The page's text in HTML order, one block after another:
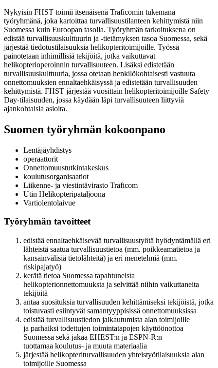
Nykyisin FHST toimii itsenäisenä Traficomin tukemana
työryhmänä, joka kartoittaa turvallisuustilanteen kehittymistä niin
Suomessa kuin Euroopan tasolla. Työryhmän tarkoituksena on
edistää turvallisuuskulttuurin ja -tietämyksen tasoa Suomessa, sekä
järjestää tiedotustilaisuuksia helikopteritoimijoille. Työssä
painotetaan inhimillisiä tekijöitä, jotka vaikuttavat
helikopterioperoinnin turvallisuuteen. Lisäksi edistetään
turvallisuuskulttuuria, jossa otetaan henkilökohtaisesti vastuuta
onnettomuuksien ennaltaehkäisyssä ja edistetään turvallisuuden
kehittymistä. FHST järjestää vuosittain helikopteritoimijoille Safety
Day-tilaisuuden, jossa käydään läpi turvallisuuteen liittyviä
ajankohtaisia asioita.
Suomen työryhmän kokoonpano
Lentäjäyhdistys
operaattorit
Onnettomuustutkintakeskus
koulutusorganisaatiot
Liikenne- ja viestintävirasto Traficom
Utin Helikopteripataljoona
Vartiolentolaivue
Työryhmän tavoitteet
edistää ennaltaehkäisevää turvallisuustyötä hyödyntämällä eri
lähteistä saatua turvallisuustietoa (mm. poikkeamatietoa ja
kansainvälisiä tietolähteitä) ja eri menetelmiä (mm.
riskipajatyö)
kerätä tietoa Suomessa tapahtuneista
helikopterionnettomuuksta ja selvittää niihin vaikuttaneita
tekijöitä
antaa suosituksia turvallisuuden kehittämiseksi tekijöistä, jotka
toistuvasti esiintyvät samantyyppisissä onnettomuuksissa
edistää turvallisuustiedon jalkautumista alan toimijoille
ja parhaiksi todettujen toimintatapojen käyttöönottoa
Suomessa sekä jakaa EHEST:n ja ESPN-R:n
tuottamaa koulutus- ja muuta materiaalia
järjestää helikopteriturvallisuuden yhteistyötilaisuuksia alan
toimijoille Suomessa